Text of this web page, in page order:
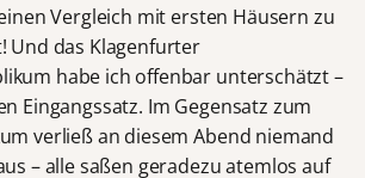
Vergleich mit ersten Häusern zu
Und das Klagenfurter
habe ich offenbar unterschätzt –
Eingangssatz. Im Gegensatz zum
verließ an diesem Abend niemand
– alle saßen geradezu atemlos auf